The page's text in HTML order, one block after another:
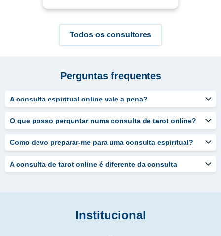
Todos os consultores
Perguntas frequentes
A consulta espiritual online vale a pena?
O que posso perguntar numa consulta de tarot online?
Como devo preparar-me para uma consulta espiritual?
A consulta de tarot online é diferente da consulta
presencial?
Institucional